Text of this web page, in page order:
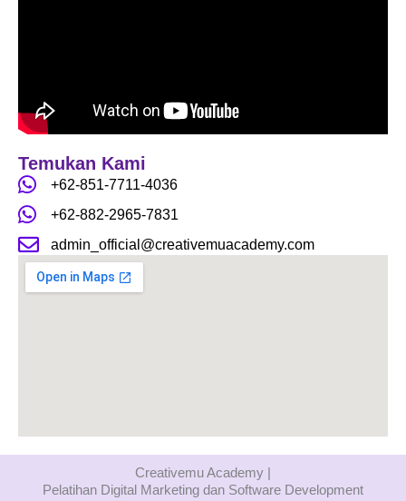
o
k
r
a
Temukan Kami
+62-851-7711-4036
+62-882-2965-7831
admin_official@creativemuacademy.com
Creativemu Academy |
Pelatihan Digital Marketing dan Software Development